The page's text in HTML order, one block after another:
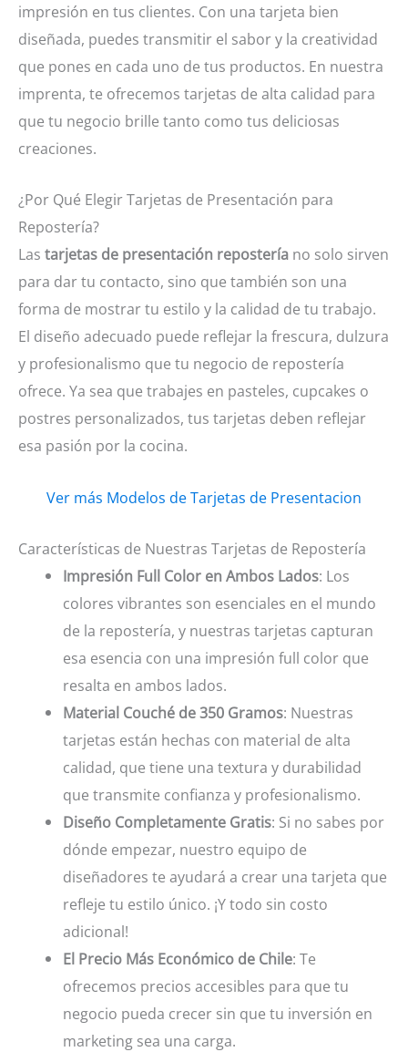
impresión en tus clientes. Con una tarjeta bien
diseñada, puedes transmitir el sabor y la creatividad
que pones en cada uno de tus productos. En nuestra
imprenta, te ofrecemos tarjetas de alta calidad para
que tu negocio brille tanto como tus deliciosas
creaciones.
¿Por Qué Elegir Tarjetas de Presentación para
Repostería?
Las tarjetas de presentación repostería no solo sirven
para dar tu contacto, sino que también son una
forma de mostrar tu estilo y la calidad de tu trabajo.
El diseño adecuado puede reflejar la frescura, dulzura
y profesionalismo que tu negocio de repostería
ofrece. Ya sea que trabajes en pasteles, cupcakes o
postres personalizados, tus tarjetas deben reflejar
esa pasión por la cocina.
Ver más Modelos de Tarjetas de Presentacion
Características de Nuestras Tarjetas de Repostería
Impresión Full Color en Ambos Lados: Los
colores vibrantes son esenciales en el mundo
de la repostería, y nuestras tarjetas capturan
esa esencia con una impresión full color que
resalta en ambos lados.
Material Couché de 350 Gramos: Nuestras
tarjetas están hechas con material de alta
calidad, que tiene una textura y durabilidad
que transmite confianza y profesionalismo.
Diseño Completamente Gratis: Si no sabes por
dónde empezar, nuestro equipo de
diseñadores te ayudará a crear una tarjeta que
refleje tu estilo único. ¡Y todo sin costo
adicional!
El Precio Más Económico de Chile: Te
ofrecemos precios accesibles para que tu
negocio pueda crecer sin que tu inversión en
marketing sea una carga.